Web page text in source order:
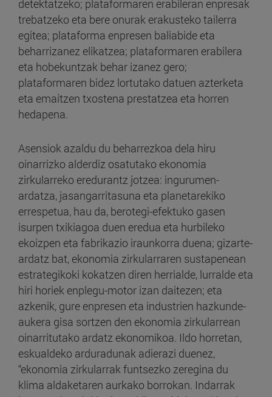
detektatzeko; plataformaren erabileran enpresak
trebatzeko eta bere onurak erakusteko tailerra
egitea; plataforma enpresen baliabide eta
beharrizanez elikatzea; plataformaren erabilera
eta hobekuntzak behar izanez gero;
plataformaren bidez lortutako datuen azterketa
eta emaitzen txostena prestatzea eta horren
hedapena.
Asensiok azaldu du beharrezkoa dela hiru
oinarrizko alderdiz osatutako ekonomia
zirkularreko eredurantz jotzea: ingurumen-
ardatza, jasangarritasuna eta planetarekiko
errespetua, hau da, berotegi-efektuko gasen
isurpen txikiagoa duen eredua eta hurbileko
ekoizpen eta fabrikazio iraunkorra duena; gizarte-
ardatz bat, ekonomia zirkularraren sustapenean
estrategikoki kokatzen diren herrialde, lurralde eta
hiri horiek enplegu-motor izan daitezen; eta
azkenik, gure enpresen eta industrien hazkunde-
aukera gisa sortzen den ekonomia zirkularrean
oinarritutako ardatz ekonomikoa. Ildo horretan,
eskualdeko arduradunak adierazi duenez,
“ekonomia zirkularrak funtsezko zeregina du
klima aldaketaren aurkako borrokan. Indarrak